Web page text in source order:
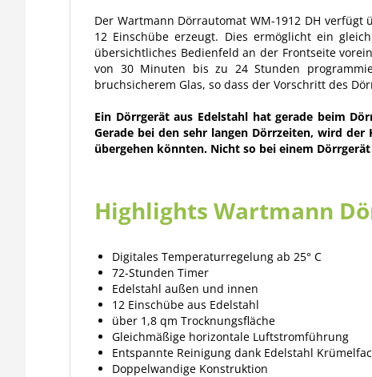
Der Wartmann Dörrautomat WM-1912 DH
12 Einschübe erzeugt. Dies ermöglicht ein
übersichtliches Bedienfeld an der Frontseite
von 30 Minuten bis zu 24 Stunden
bruchsicherem Glas, so dass der Vorschritt des
Ein Dörrgerät aus Edelstahl hat gerade beim
Gerade bei den sehr langen Dörrzeiten, wird
übergehen könnten. Nicht so bei einem Dörrgerät
Highlights Wartmann
Digitales Temperaturregelung ab 25° C
72-Stunden Timer
Edelstahl außen und innen
12 Einschübe aus Edelstahl
über 1,8 qm Trocknungsfläche
Gleichmäßige horizontale Luftstromführung
Entspannte Reinigung dank Edelstahl
Doppelwandige Konstruktion